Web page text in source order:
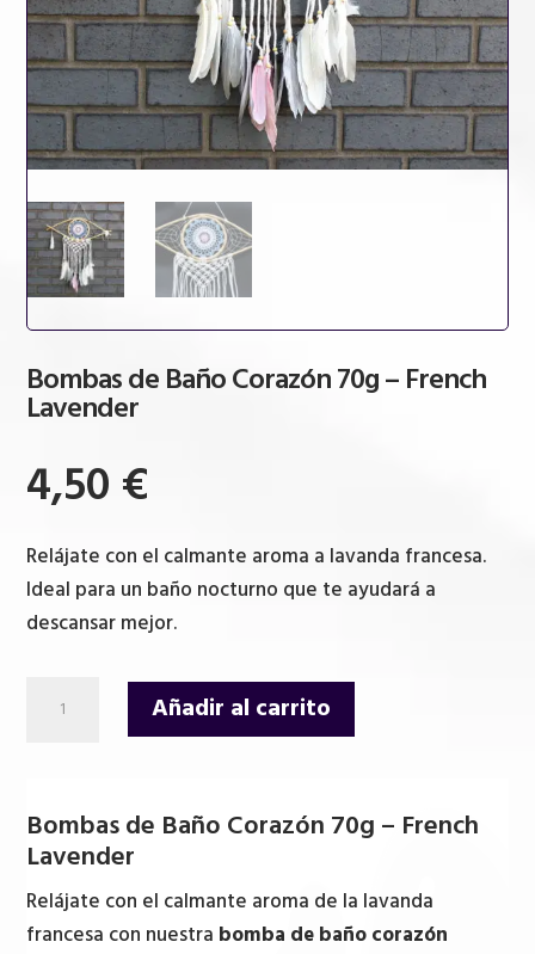
Bombas de Baño Corazón 70g – French
Lavender
4,50€
Relájate con el calmante aroma a lavanda francesa.
Ideal para un baño nocturno que te ayudará a
descansar mejor.
70g
-
French
Lavender
Añadir al carrito
Bombas de Baño Corazón 70g – French
Lavender
Relájate con el calmante aroma de la lavanda
francesa con nuestra bomba de baño corazón